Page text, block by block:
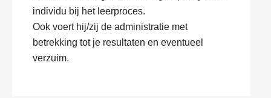
individu bij het leerproces.
Ook voert hij/zij de administratie met
betrekking tot je resultaten en eventueel
verzuim.